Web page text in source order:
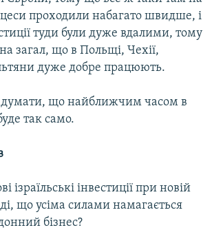
проходили набагато швидше, і
туди були дуже вдалими, тому
загал, що в Польщі, Чехії,
дуже добре працюють.
думати, що найближчим часом в
так само.
ізраїльські інвестиції при новій
що усіма силами намагається
бізнес?